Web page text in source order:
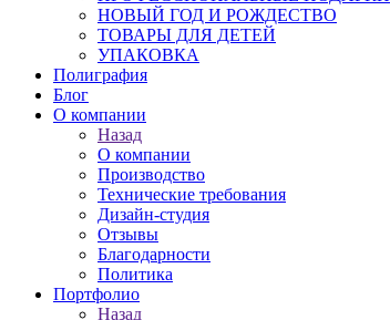
НОВЫЙ ГОД И РОЖДЕСТВО
ТОВАРЫ ДЛЯ ДЕТЕЙ
УПАКОВКА
Полиграфия
Блог
О компании
Назад
О компании
Производство
Технические требования
Дизайн-студия
Отзывы
Благодарности
Политика
Портфолио
Назад